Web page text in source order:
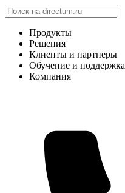
Продукты
Решения
Клиенты и партнеры
Обучение и поддержка
Компания